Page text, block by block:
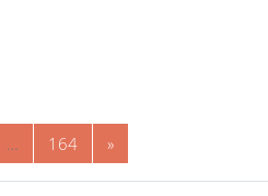
69
… 164Страница 164
»Следующая страница